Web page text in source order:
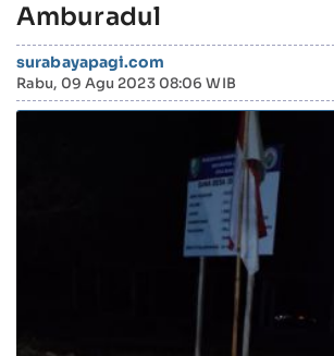
Amburadul
surabayapagi.com
Rabu, 09 Agu 2023 08:06 WIB